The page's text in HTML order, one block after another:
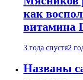
как
витамина
3 года спустя2
Названы